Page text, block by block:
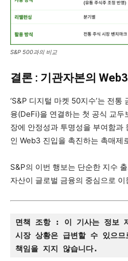
S&P 500과의 비교
결론 : 기관자본의
‘S&P 디지털 마켓 50지수’는 전
융(DeFi)을 연결하는 첫 공식 교두
장에 안정성과 투명성을 부여함과
인 Web3 진입을 촉진하는 촉매제
S&P의 이번 행보는 단순한 지수
자산이 글로벌 금융의 중심으로
면책 조항 : 이 기사는 정보
시장 상황은 급변할 수 있으
책임을 지지 않습니다.